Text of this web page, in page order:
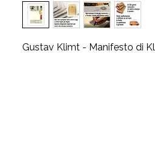
Gustav Klimt - Manifesto di